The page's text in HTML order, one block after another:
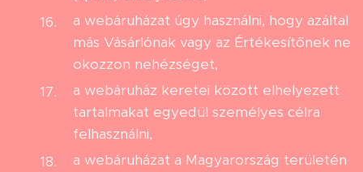
a webáruházat úgy használni, hogy azáltal
más Vásárlónak vagy az Értékesítőnek ne
okozzon nehézséget,
a webáruház keretei között elhelyezett
tartalmakat egyedül személyes célra
felhasználni,
a webáruházat a Magyarország területén